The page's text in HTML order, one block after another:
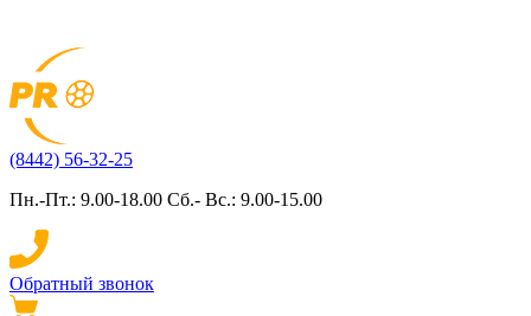
(8442) 56-32-25
Пн.-Пт.: 9.00-18.00 Сб.- Вс.: 9.00-15.00
Обратный звонок